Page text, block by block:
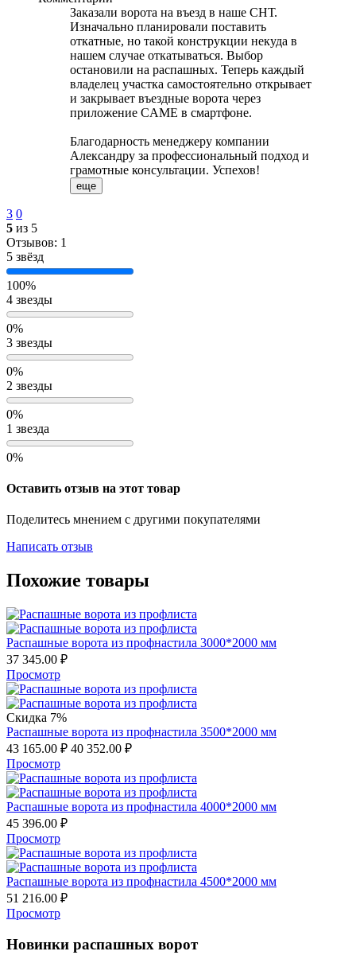
Заказали ворота на въезд в наше СНТ.
Изначально планировали поставить
откатные, но такой конструкции некуда в
нашем случае откатываться. Выбор
остановили на распашных. Теперь каждый
владелец участка самостоятельно открывает
и закрывает въездные ворота через
приложение CAME в смартфоне.
Благодарность менеджеру компании
Александру за профессиональный подход и
грамотные консультации. Успехов!
еще
3 0
5 из 5
Отзывов: 1
5 звёзд
100%
4 звезды
0%
3 звезды
0%
2 звезды
0%
1 звезда
0%
Оставить отзыв на этот товар
Поделитесь мнением с другими покупателями
Написать отзыв
Похожие товары
Распашные ворота из профнастила 3000*2000 мм
37 345.00 ₽
Просмотр
Скидка 7%
Распашные ворота из профнастила 3500*2000 мм
43 165.00 ₽ 40 352.00 ₽
Просмотр
Распашные ворота из профнастила 4000*2000 мм
45 396.00 ₽
Просмотр
Распашные ворота из профнастила 4500*2000 мм
51 216.00 ₽
Просмотр
Новинки распашных ворот